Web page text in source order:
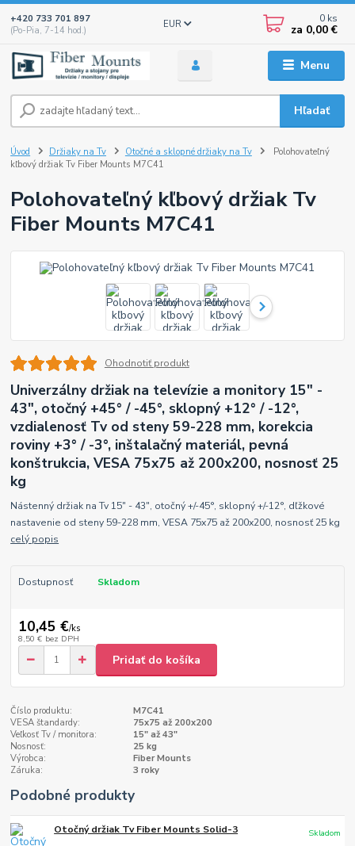
Menu
EUR
Hľadať
+420 733 701 897
(Po-Pia, 7-14 hod.)
0 ks
za 0,00 €
Úvod Držiaky na Tv Otočné a sklopné držiaky na Tv
Polohovateľný
kľbový držiak Tv Fiber Mounts M7C41
Polohovateľný kľbový držiak Tv
Fiber Mounts M7C41
Ohodnotiť produkt
Univerzálny držiak na televízie a monitory 15" -
43", otočný +45° / -45°, sklopný +12° / -12°,
vzdialenosť Tv od steny 59-228 mm, korekcia
roviny +3° / -3°, inštalačný materiál, pevná
konštrukcia, VESA 75x75 až 200x200, nosnosť 25
kg
Nástenný držiak na Tv 15" - 43", otočný +/-45°, sklopný +/-12°, dľžkové
nastavenie od steny 59-228 mm, VESA 75x75 až 200x200, nosnosť 25 kg
celý popis
Dostupnosť Skladom
10,45 €/ks
8,50 € bez DPH
Pridať do košíka
Číslo produktu:
M7C41
VESA štandardy:
75x75 až 200x200
Veľkosť Tv / monitora:
15" až 43"
Nosnosť:
25 kg
Výrobca:
Fiber Mounts
Záruka:
3 roky
Podobné produkty
Otočný držiak Tv Fiber Mounts Solid-3 Skladom